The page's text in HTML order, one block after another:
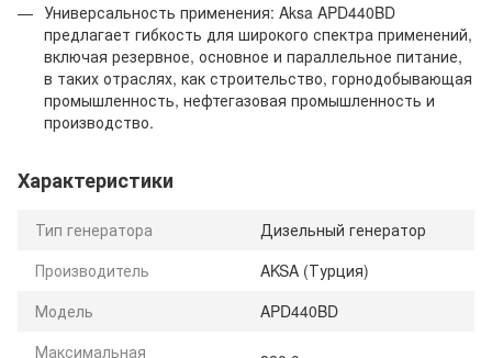
Универсальность применения: Aksa APD440BD
предлагает гибкость для широкого спектра применений,
включая резервное, основное и параллельное питание,
в таких отраслях, как строительство, горнодобывающая
промышленность, нефтегазовая промышленность и
производство.
Характеристики
Тип генератора
Дизельный генератор
Производитель
AKSA (Турция)
Модель
APD440BD
Максимальная